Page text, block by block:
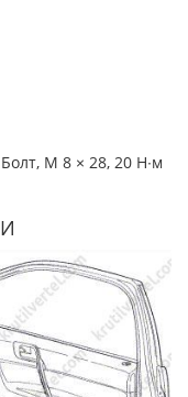
М 8 × 28, 20 Н∙м